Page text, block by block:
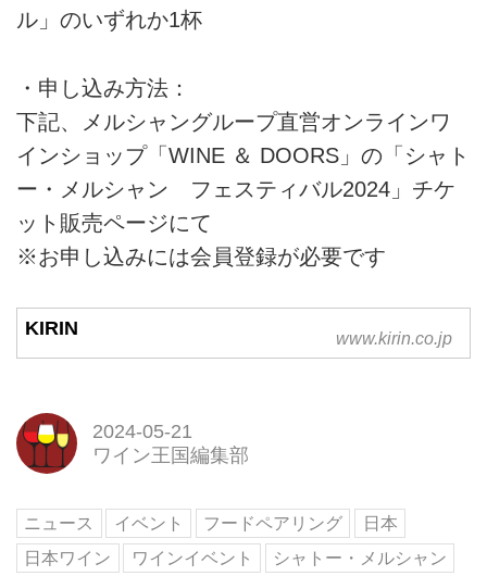
ル」のいずれか1杯
・申し込み方法：
下記、メルシャングループ直営オンラインワ
インショップ「WINE ＆ DOORS」の「シャト
ー・メルシャン フェスティバル2024」チケ
ット販売ページにて
※お申し込みには会員登録が必要です
KIRIN www.kirin.co.jp
2024-05-21
ワイン王国編集部
ニュース イベント フードペアリング
日本
日本ワイン
ワインイベント
シャトー・メルシャン